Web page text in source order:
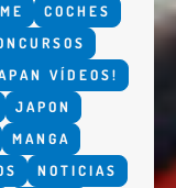
COCHES
VÍDEOS!
JAPON
MANGA
NOTICIAS